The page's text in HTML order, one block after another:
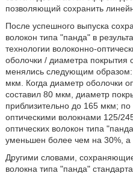
позволяющий сохранить
После успешного выпуска
волокон типа "панда" в
технологии волоконно-
оболочки / диаметра покрытия
менялись следующим
мкм. Когда диаметр оболочки
составил 80 мкм, диаметр
приблизительно до 165 мкм;
оптическими волокнами 125/
оптических волокон типа
уменьшен более чем на 30%,
Другими словами,
волокна типа "панда"